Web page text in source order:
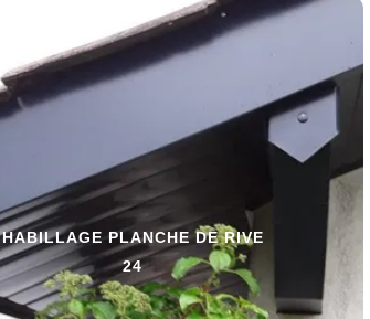
HABILLAGE PLANCHE DE RIVE
24